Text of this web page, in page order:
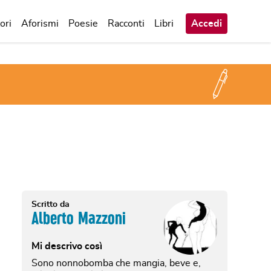
Aforismi Poesie Racconti Libri Accedi
Scritto da
Alberto Mazzoni
Mi descrivo così
Sono nonnobomba che mangia, beve e,